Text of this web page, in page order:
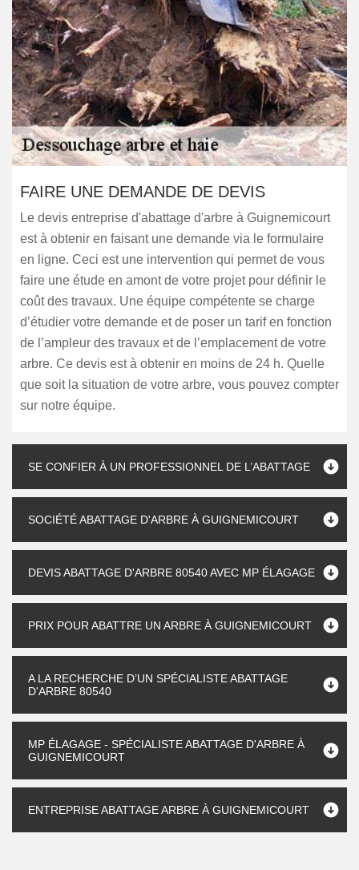
FAIRE UNE DEMANDE DE DEVIS
Le devis entreprise d'abattage d'arbre à Guignemicourt
est à obtenir en faisant une demande via le formulaire
en ligne. Ceci est une intervention qui permet de vous
faire une étude en amont de votre projet pour définir le
coût des travaux. Une équipe compétente se charge
d’étudier votre demande et de poser un tarif en fonction
de l’ampleur des travaux et de l’emplacement de votre
arbre. Ce devis est à obtenir en moins de 24 h. Quelle
que soit la situation de votre arbre, vous pouvez compter
sur notre équipe.
SE CONFIER À UN PROFESSIONNEL DE L’ABATTAGE
SOCIÉTÉ ABATTAGE D'ARBRE À GUIGNEMICOURT
DEVIS ABATTAGE D'ARBRE 80540 AVEC MP ÉLAGAGE
PRIX POUR ABATTRE UN ARBRE À GUIGNEMICOURT
A LA RECHERCHE D’UN SPÉCIALISTE ABATTAGE
D'ARBRE 80540
MP ÉLAGAGE - SPÉCIALISTE ABATTAGE D'ARBRE À
GUIGNEMICOURT
ENTREPRISE ABATTAGE ARBRE À GUIGNEMICOURT